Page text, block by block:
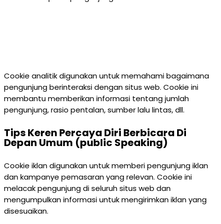
Cookie analitik digunakan untuk memahami bagaimana
pengunjung berinteraksi dengan situs web. Cookie ini
membantu memberikan informasi tentang jumlah
pengunjung, rasio pentalan, sumber lalu lintas, dll.
Tips Keren Percaya Diri Berbicara Di
Depan Umum (public Speaking)
Cookie iklan digunakan untuk memberi pengunjung iklan
dan kampanye pemasaran yang relevan. Cookie ini
melacak pengunjung di seluruh situs web dan
mengumpulkan informasi untuk mengirimkan iklan yang
disesuaikan.